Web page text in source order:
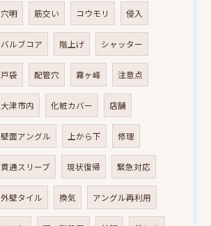
穴明 筋交い コウモリ 侵入
バルブコア 階上げ シャッター
戸袋 配管穴 霧ヶ峰 注意点
大津市内 化粧カバー 店舗
壁面アングル 上から下 修理
貫通スリーブ 現状復帰 緊急対応
外壁タイル 換気 アングル再利用